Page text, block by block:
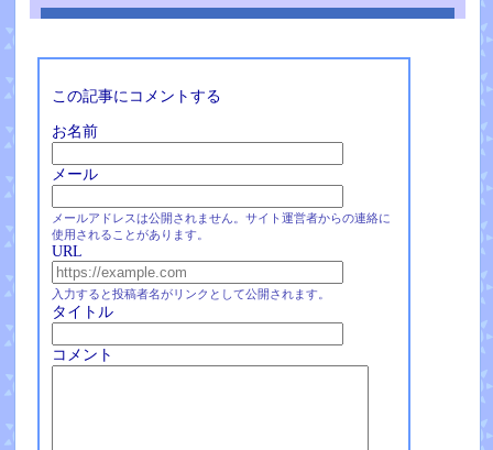
この記事にコメントする
お名前
メール
メールアドレスは公開されません。サイト運営者からの連絡に
使用されることがあります。
URL
入力すると投稿者名がリンクとして公開されます。
タイトル
コメント